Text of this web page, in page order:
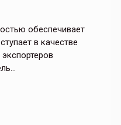
обеспечивает
в качестве